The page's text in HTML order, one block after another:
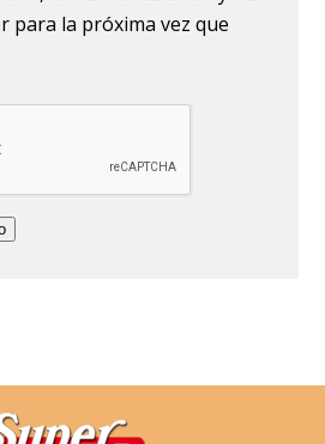
para la próxima vez que